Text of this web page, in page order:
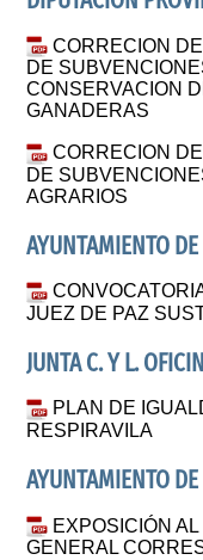
CORRECION
DE
CONSERVACION
GANADERAS
CORRECION
DE
AGRARIOS
AYUNTAMIENTO
JUEZ DE PAZ
JUNTA C. Y L.
PLAN DE
RESPIRAVILA
AYUNTAMIENTO
EXPOSICIÓN
GENERAL